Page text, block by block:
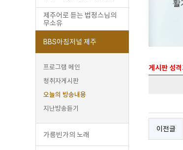
제주어로 듣는 법정스님의
무소유
BBS아침저널 제주
프로그램 메인
청취자게시판
오늘의 방송내용
지난방송듣기
가릉빈가의 노래
게시판 성
이전글